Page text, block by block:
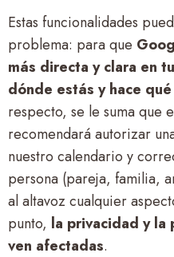
Estas funcionalidades
problema: para que
más directa y clara en
dónde estás y hace
respecto, se le suma que
recomendará autorizar
nuestro calendario y
persona (pareja, familia,
al altavoz cualquier
punto, la privacidad y la
ven afectadas.